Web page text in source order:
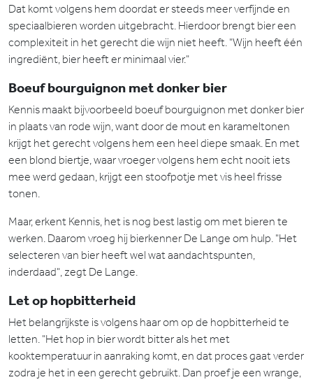
Dat komt volgens hem doordat er steeds meer verfijnde en
speciaalbieren worden uitgebracht. Hierdoor brengt bier een
complexiteit in het gerecht die wijn niet heeft. "Wijn heeft één
ingrediënt, bier heeft er minimaal vier."
Boeuf bourguignon met donker bier
Kennis maakt bijvoorbeeld boeuf bourguignon met donker bier
in plaats van rode wijn, want door de mout en karameltonen
krijgt het gerecht volgens hem een heel diepe smaak. En met
een blond biertje, waar vroeger volgens hem echt nooit iets
mee werd gedaan, krijgt een stoofpotje met vis heel frisse
tonen.
Maar, erkent Kennis, het is nog best lastig om met bieren te
werken. Daarom vroeg hij bierkenner De Lange om hulp. "Het
selecteren van bier heeft wel wat aandachtspunten,
inderdaad", zegt De Lange.
Let op hopbitterheid
Het belangrijkste is volgens haar om op de hopbitterheid te
letten. "Het hop in bier wordt bitter als het met
kooktemperatuur in aanraking komt, en dat proces gaat verder
zodra je het in een gerecht gebruikt. Dan proef je een wrange,